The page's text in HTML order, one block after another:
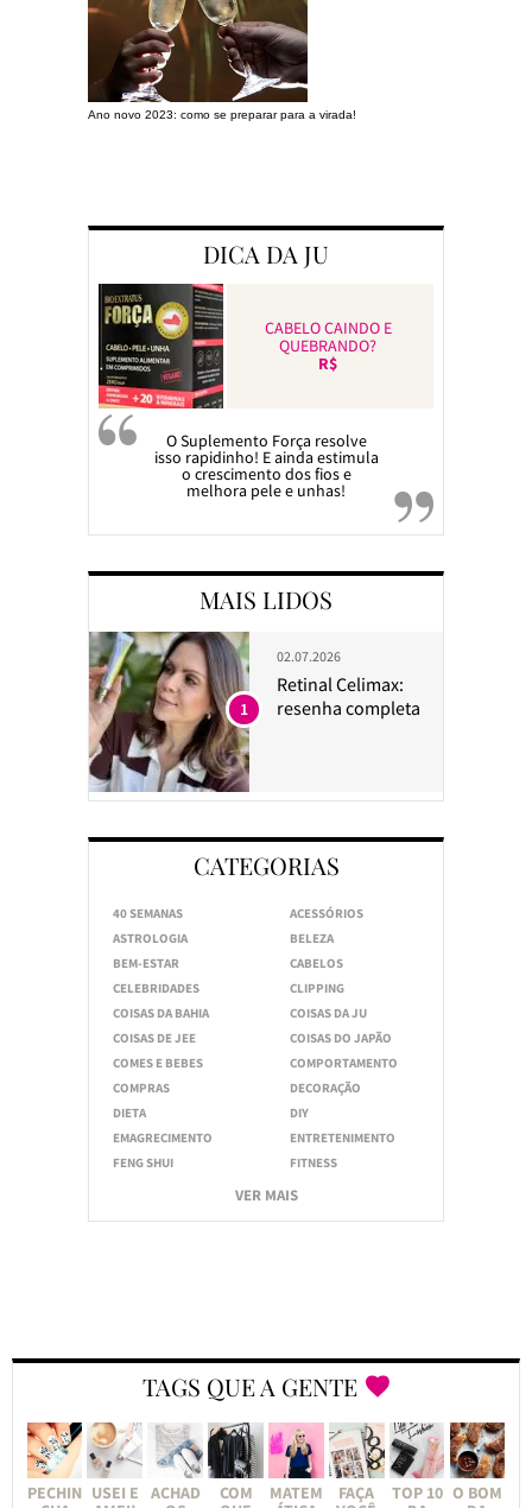
Ano novo 2023: como se preparar para a virada!
DICA DA JU
CABELO CAINDO E
QUEBRANDO?
R$
O Suplemento Força resolve
isso rapidinho! E ainda estimula
o crescimento dos fios e
melhora pele e unhas!
MAIS LIDOS
02.07.2026
Retinal Celimax:
resenha completa
1
CATEGORIAS
40 SEMANAS
ACESSÓRIOS
ASTROLOGIA
BELEZA
BEM-ESTAR
CABELOS
CELEBRIDADES
CLIPPING
COISAS DA BAHIA
COISAS DA JU
COISAS DE JEE
COISAS DO JAPÃO
COMES E BEBES
COMPORTAMENTO
COMPRAS
DECORAÇÃO
DIETA
DIY
EMAGRECIMENTO
ENTRETENIMENTO
FENG SHUI
FITNESS
VER MAIS
TAGS QUE A GENTE
PECHIN USEI E
ACHAD
COM
MATEM
FAÇA
TOP 10 O BOM